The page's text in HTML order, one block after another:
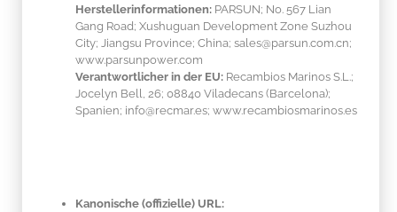
Herstellerinformationen: PARSUN; No. 567 Lian
Gang Road; Xushuguan Development Zone Suzhou
City; Jiangsu Province; China; sales@parsun.com.cn;
www.parsunpower.com
Verantwortlicher in der EU: Recambios Marinos S.L.;
Jocelyn Bell, 26; 08840 Viladecans (Barcelona);
Spanien; info@recmar.es; www.recambiosmarinos.es
Kanonische (offizielle) URL: